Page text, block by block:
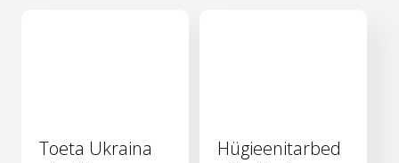
Toeta Ukraina
Hügieenitarbed